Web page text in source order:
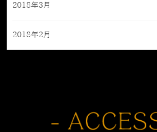
2018年3月
2018年2月